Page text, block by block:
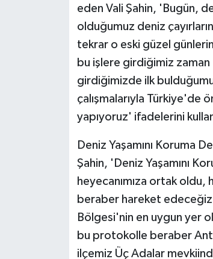
eden Vali Şahin, 'Bugün,
olduğumuz deniz
tekrar o eski güzel
bu işlere girdiğimiz
girdiğimizde ilk
çalışmalarıyla Türkiye'de
yapıyoruz' ifadelerini
Deniz Yaşamını Koruma
Şahin, 'Deniz Yaşamını
heyecanımıza ortak
beraber hareket edeceğiz'
Bölgesi'nin en uygun yer
bu protokolle beraber
ilçemiz Üç Adalar